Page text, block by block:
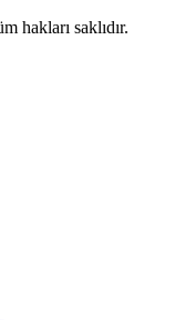
hakları saklıdır.